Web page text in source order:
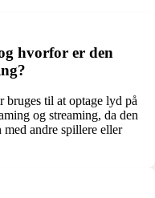
hvorfor er den
til at optage lyd på
og streaming, da den
andre spillere eller